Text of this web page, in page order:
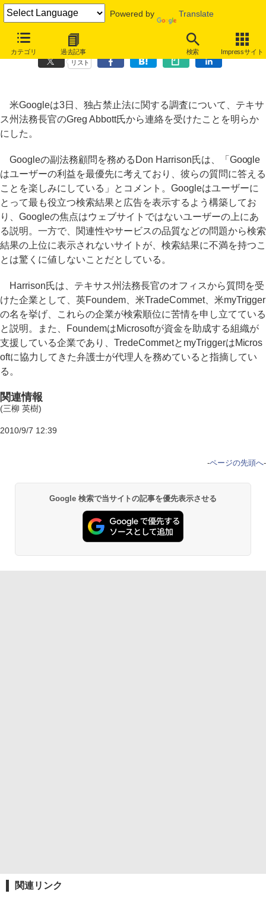
Powered by Translate
カテゴリ 過去記事 検索 Impressサイト
米Google、テキサス州から独禁法に関する調査を受けたことを公表
リスト
米Googleは3日、独占禁止法に関する調査について、テキサ
ス州法務長官のGreg Abbott氏から連絡を受けたことを明らか
にした。
Googleの副法務顧問を務めるDon Harrison氏は、「Google
はユーザーの利益を最優先に考えており、彼らの質問に答える
ことを楽しみにしている」とコメント。Googleはユーザーに
とって最も役立つ検索結果と広告を表示するよう構築してお
り、Googleの焦点はウェブサイトではないユーザーの上にあ
る説明。一方で、関連性やサービスの品質などの問題から検索
結果の上位に表示されないサイトが、検索結果に不満を持つこ
とは驚くに値しないことだとしている。
Harrison氏は、テキサス州法務長官のオフィスから質問を受
けた企業として、英Foundem、米TradeCommet、米myTrigger
の名を挙げ、これらの企業が検索順位に苦情を申し立てている
と説明。また、FoundemはMicrosoftが資金を助成する組織が
支援している企業であり、TredeCommetとmyTriggerはMicros
oftに協力してきた弁護士が代理人を務めていると指摘してい
る。
関連情報
(三柳 英樹)
2010/9/7 12:39
-ページの先頭へ-
Google 検索で当サイトの記事を優先表示させる
関連リンク